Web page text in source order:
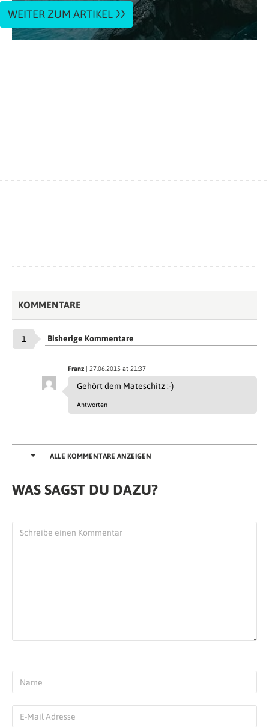
WEITER ZUM ARTIKEL
KOMMENTARE
1 Bisherige Kommentare
Franz | 27.06.2015 at 21:37
Gehört dem Mateschitz :-)
Antworten
ALLE KOMMENTARE ANZEIGEN
WAS SAGST DU DAZU?